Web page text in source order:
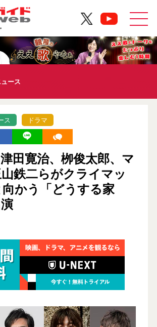
ュース
ス ドラマ
田寛治、栁俊太郎、マ
鉄二らがクライマッ
かう「どうする家